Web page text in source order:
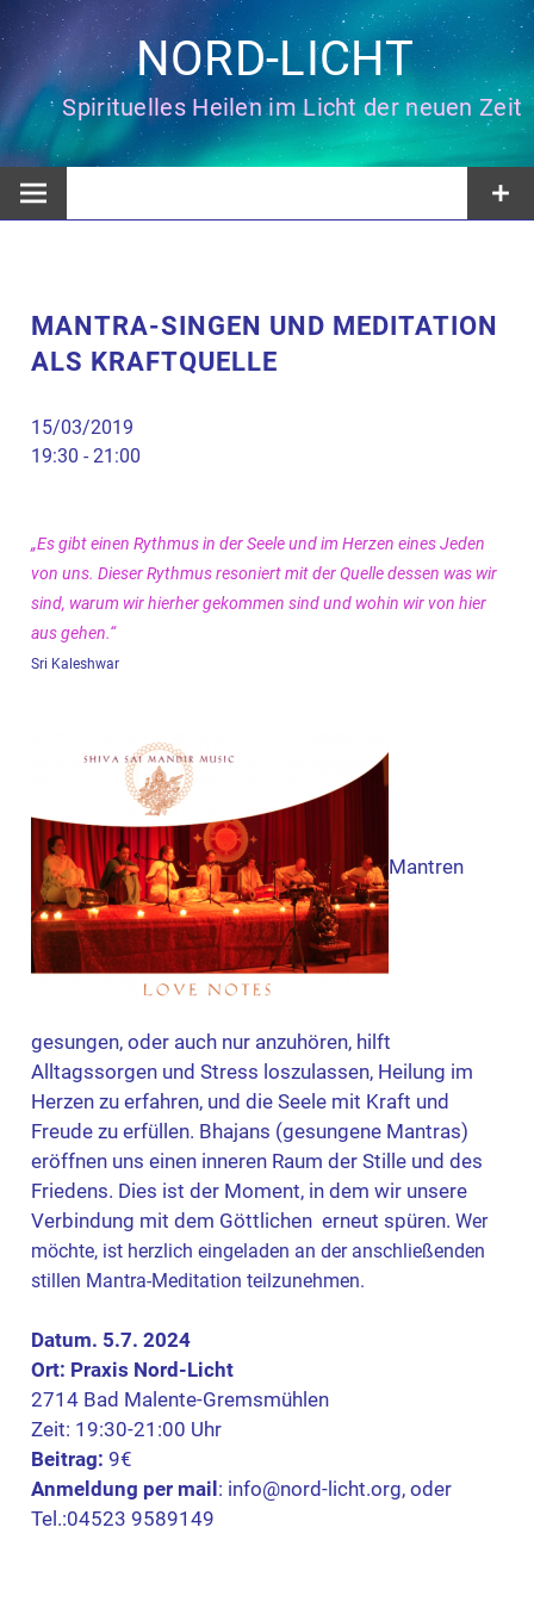
Zum
Inhalt
springen
NORD-LICHT
Spirituelles Heilen im Licht der neuen Zeit
MANTRA-SINGEN UND MEDITATION
ALS KRAFTQUELLE
15/03/2019
19:30 - 21:00
„Es gibt einen Rythmus in der Seele und im Herzen eines Jeden
von uns. Dieser Rythmus resoniert mit der Quelle dessen was wir
sind, warum wir hierher gekommen sind und wohin wir von hier
aus gehen.“
Sri Kaleshwar
Mantren
gesungen, oder auch nur anzuhören, hilft
Alltagssorgen und Stress loszulassen, Heilung im
Herzen zu erfahren, und die Seele mit Kraft und
Freude zu erfüllen. Bhajans (gesungene Mantras)
eröffnen uns einen inneren Raum der Stille und des
Friedens. Dies ist der Moment, in dem wir unsere
Verbindung mit dem Göttlichen erneut spüren.Wer
möchte, ist herzlich eingeladen an der anschließenden
stillen Mantra-Meditation teilzunehmen.
Datum. 5.7. 2024
Ort: Praxis Nord-Licht
2714 Bad Malente-Gremsmühlen
Zeit: 19:30-21:00 Uhr
Beitrag: 9€
Anmeldung per mail : info@nord-licht.org, oder
Tel.:04523 9589149